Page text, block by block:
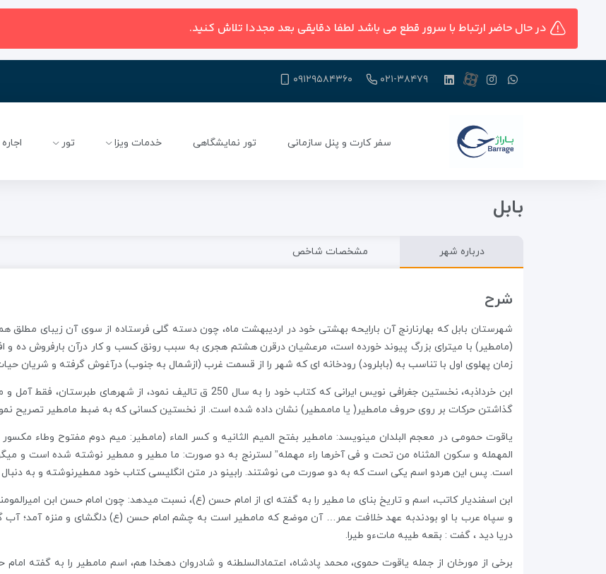
در حال حاضر ارتباط با سرور قطع می باشد لطفا دقایقی بعد مجددا تلاش کنید.
۰۲۱-۳۸۴۷۹ ۰۹۱۲۹۵۸۴۳۶۰
سفر کارت و پنل سازمانی تور نمایشگاهی خدمات ویزا تور
بابل
درباره شهر مشخصات شاخص
شرح
شهرستان بابل که بهارنارنج آن بارایحه بهشتی خود در اردیبهشت ماه، چون دسته گلی فرستاده از سوی آن زیبای مطلق
(مامطیر) با میترای بزرگ پیوند خورده است، مرعشیان درقرن هشتم هجری به سبب رونق کسب و کار درآن بارفروش ده و
زمان پهلوی اول با تناسب به (بابلرود) رودخانه ای که شهر را از قسمت غرب (ازشمال به جنوب) درآغوش گرفته و شریان
ابن خرداذبه، نخستین جغرافی نویس ایرانی که کتاب خود را به سال 250 ق
گذاشتن حرکات بر روی حروف مامطیر( یا ماممطیر) نشان داده شده است. از نخستین کسانی که به ضبط مامطیر تصریح
یاقوت حمومی در معجم البلدان مینویسد: مامطیر بفتح المیم الثانیه و کسر الماء (مامطیر: میم دوم مفتوح وطاء مکسور
المهمله و سکون المثناه من تحت و فی آخرها راء مهمله” لسترنج به دو صورت: ما مطیر و ممطیر نوشته شده است و
است. پس این هردو اسم یکی است که به دو صورت می نوشتند. رابینو در متن انگلیسی کتاب خود ممطیرنوشته و به دنبال
ابن اسفندیار کاتب، اسم و تاریخ بنای ما مطیر را به گفته ای از امام حسن (ع)، نسبت میدهد: چون امام حسن ابن
و سپاه عرب با او بودندبه عهد خلافت عمر… آن موضع که مامطیر است به چشم امام حسن (ع) دلگشای و منزه آمد؛ آب
دریا دید ، گفت : بقعه طیبه ماتءو طیرا.
برخی از مورخان از جمله یاقوت حموی، محمد پادشاه، اعتمادالسلطنه و شادروان دهخدا هم، اسم مامطیر را به گفته